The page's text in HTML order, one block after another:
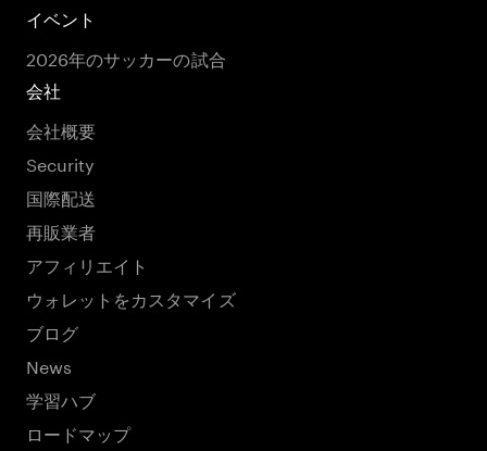
イベント
2026年のサッカーの試合
会社
会社概要
Security
国際配送
再販業者
アフィリエイト
ウォレットをカスタマイズ
ブログ
News
学習ハブ
ロードマップ